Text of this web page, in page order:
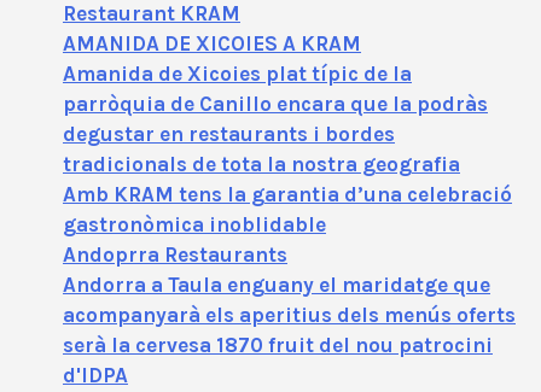
Restaurant KRAM
AMANIDA DE XICOIES A KRAM
Amanida de Xicoies plat típic de la
parròquia de Canillo encara que la podràs
degustar en restaurants i bordes
tradicionals de tota la nostra geografia
Amb KRAM tens la garantia d’una celebració
gastronòmica inoblidable
Andoprra Restaurants
Andorra a Taula enguany el maridatge que
acompanyarà els aperitius dels menús oferts
serà la cervesa 1870 fruit del nou patrocini
d'IDPA